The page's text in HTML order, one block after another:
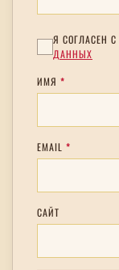
Я СОГЛАСЕН С
ДАННЫХ
ИМЯ *
EMAIL *
САЙТ